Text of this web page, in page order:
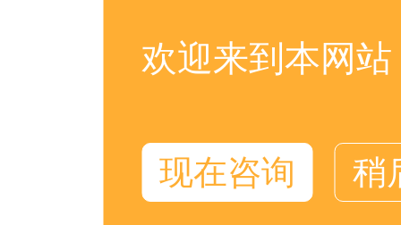
欢迎来到本网
现在咨询 稍